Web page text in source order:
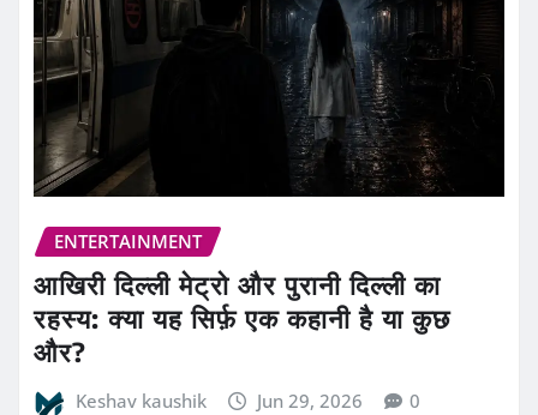
ENTERTAINMENT
आखिरी दिल्ली मेट्रो और पुरानी दिल्ली का
रहस्य: क्या यह सिर्फ़ एक कहानी है या कुछ
और?
Keshav kaushik Jun 29, 2026 0